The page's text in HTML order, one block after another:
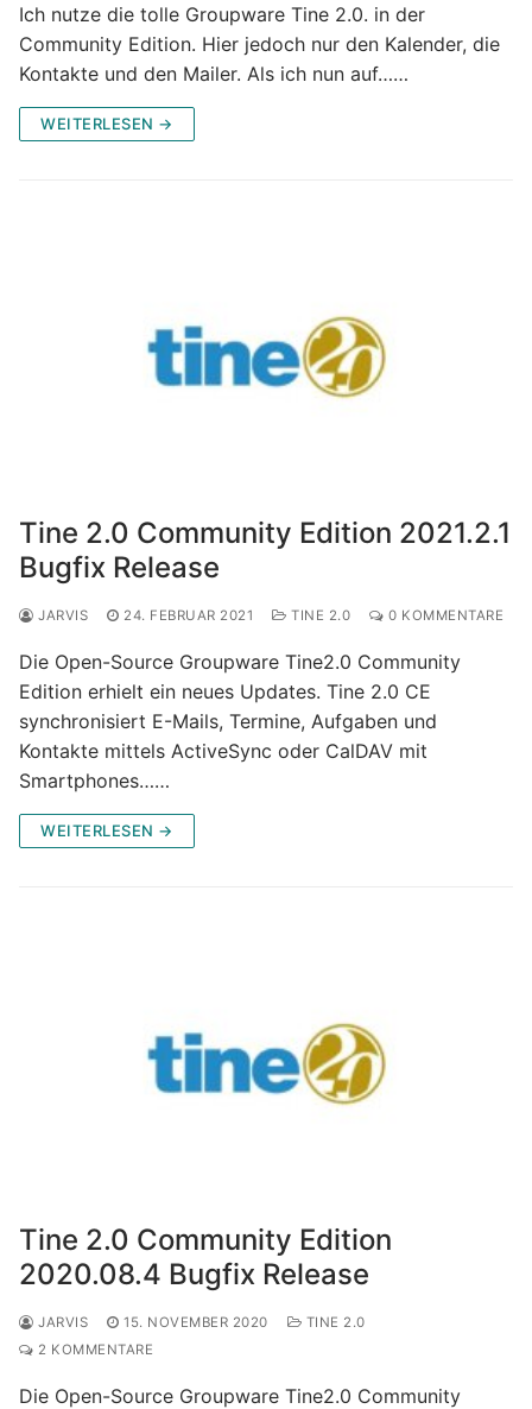
Ich nutze die tolle Groupware Tine 2.0. in der
Community Edition. Hier jedoch nur den Kalender, die
Kontakte und den Mailer. Als ich nun auf……
WEITERLESEN →
Tine 2.0 Community Edition 2021.2.1
Bugfix Release
JARVIS 24. FEBRUAR 2021 TINE 2.0 0 KOMMENTARE
Die Open-Source Groupware Tine2.0 Community
Edition erhielt ein neues Updates. Tine 2.0 CE
synchronisiert E-Mails, Termine, Aufgaben und
Kontakte mittels ActiveSync oder CalDAV mit
Smartphones……
WEITERLESEN →
Tine 2.0 Community Edition
2020.08.4 Bugfix Release
JARVIS 15. NOVEMBER 2020
TINE 2.0
2 KOMMENTARE
Die Open-Source Groupware Tine2.0 Community